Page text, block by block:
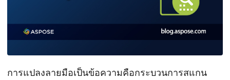
การแปลงลายมือเป็นข้อความคือกระบวนการสแกน